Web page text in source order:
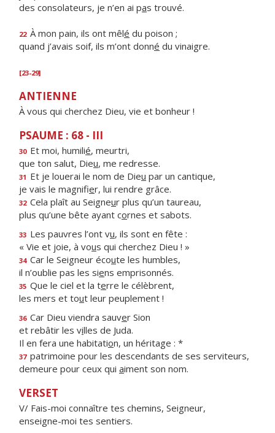
des consolateurs, je n’en ai pas trouvé.
22 À mon pain, ils ont mêlé du poison ;
quand j’avais soif, ils m’ont donné du vinaigre.
[23-29]
ANTIENNE
À vous qui cherchez Dieu, vie et bonheur !
PSAUME : 68 - III
30 Et moi, humilié, meurtri,
que ton salut, Dieu, me redresse.
31 Et je louerai le nom de Dieu par un cantique,
je vais le magnifier, lui rendre grâce.
32 Cela plaît au Seigneur plus qu’un taureau,
plus qu’une bête ayant cornes et sabots.
33 Les pauvres l’ont vu, ils sont en fête :
« Vie et joie, à vous qui cherchez Dieu ! »
34 Car le Seigneur écoute les humbles,
il n’oublie pas les siens emprisonnés.
35 Que le ciel et la terre le célèbrent,
les mers et tout leur peuplement !
36 Car Dieu viendra sauver Sion
et rebâtir les villes de Juda.
Il en fera une habitation, un héritage : *
37 patrimoine pour les descendants de ses serviteurs,
demeure pour ceux qui aiment son nom.
VERSET
V/ Fais-moi connaître tes chemins, Seigneur,
enseigne-moi tes sentiers.